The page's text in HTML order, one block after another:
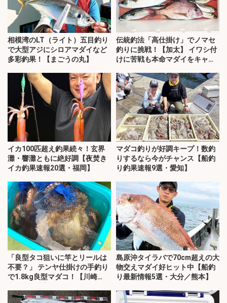
相模湾のLT（ライト）五目釣り
で大型アジにシロアマダイなど
多彩釣果！【まごうの丸】
伝統釣法「高仕掛け」でノマセ
釣りに挑戦！【加太】 イワシ付
けに苦戦も本命マダイをキャッ
イカ100匹超え釣果続々！玄界
灘・響灘ともに絶好調【夜焚き
イカ釣果速報20選・福岡】
マダコ釣りが好調キープ！数釣
りするなら今がチャンス【船釣
り釣果速報9選・愛知】
「良型タコ狙いに竿とリールは
不要？」 テンヤ仕掛けの手釣り
で1.8kg良型マダコ！【川崎
島原沖タイラバで70cm超えの大
物交えマダイ好ヒット中【船釣
り最新情報5選・大分／熊本】